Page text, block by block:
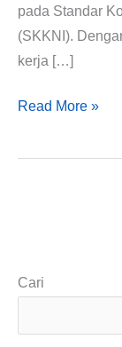
pada Standar
(SKKNI).
kerja […]
Read More »
Cari